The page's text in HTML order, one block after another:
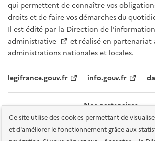
Ce site utilise des cookies permettant de
et d'améliorer le fonctionnement grâce aux
qui permettent de connaître vos
droits et de faire vos démarches du
Il est édité par la Direction de
administrative
et réalisé en partenariat
administrations nationales et locales.
legifrance.gouv.fr info.gouv.fr
Nos partenaires